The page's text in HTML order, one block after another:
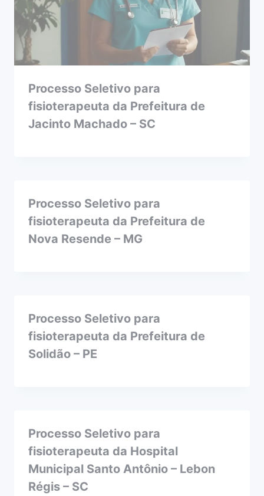
Processo Seletivo para
fisioterapeuta da Prefeitura de
Jacinto Machado – SC
Processo Seletivo para
fisioterapeuta da Prefeitura de
Nova Resende – MG
Processo Seletivo para
fisioterapeuta da Prefeitura de
Solidão – PE
Processo Seletivo para
fisioterapeuta da Hospital
Municipal Santo Antônio – Lebon
Régis – SC